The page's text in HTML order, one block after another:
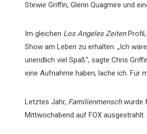
Stewie Griffin, Glenn Quagmire und
Im gleichen Los Angeles Zeiten
Show am Leben zu erhalten. „Ich
unendlich viel Spaß“, sagte Chris
eine Aufnahme haben, lache ich. Für
Letztes Jahr, Familienmenschwurde
Mittwochabend auf FOX ausgestrahlt.